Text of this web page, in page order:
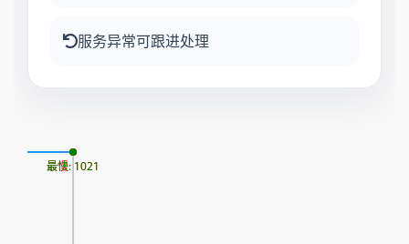
服务异常可跟进处理
最慢: 1021
最快: 1021